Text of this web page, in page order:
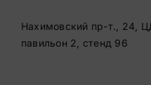
content
Нахимовский пр-т., 24,
павильон 2, стенд 96